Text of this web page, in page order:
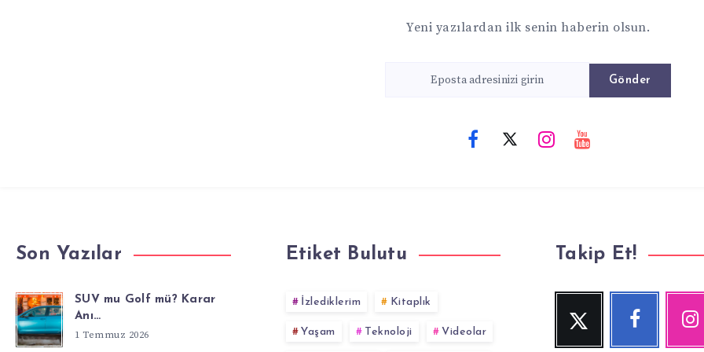
Yeni yazılardan ilk senin haberin olsun.
Gönder
Son Yazılar
SUV mu Golf mü? Karar
Anı…
1 Temmuz 2026
Etiket Bulutu
İzlediklerim Kitaplık
Yaşam Teknoloji Videolar
Takip Et!
Twitter
Beni
Facebook